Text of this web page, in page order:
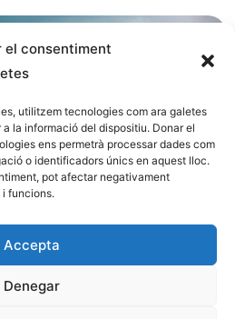
el consentiment
utilitzem tecnologies com ara galetes
la informació del dispositiu. Donar el
ens permetrà processar dades com
o identificadors únics en aquest lloc.
pot afectar negativament
funcions.
Accepta
Denegar